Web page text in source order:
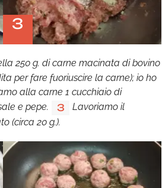
3
250 g. di carne macinata di bovino
per fare fuoriuscire la carne); io ho
alla carne 1 cucchiaio di
e pepe.
3
Lavoriamo il
(circa 20 g.).